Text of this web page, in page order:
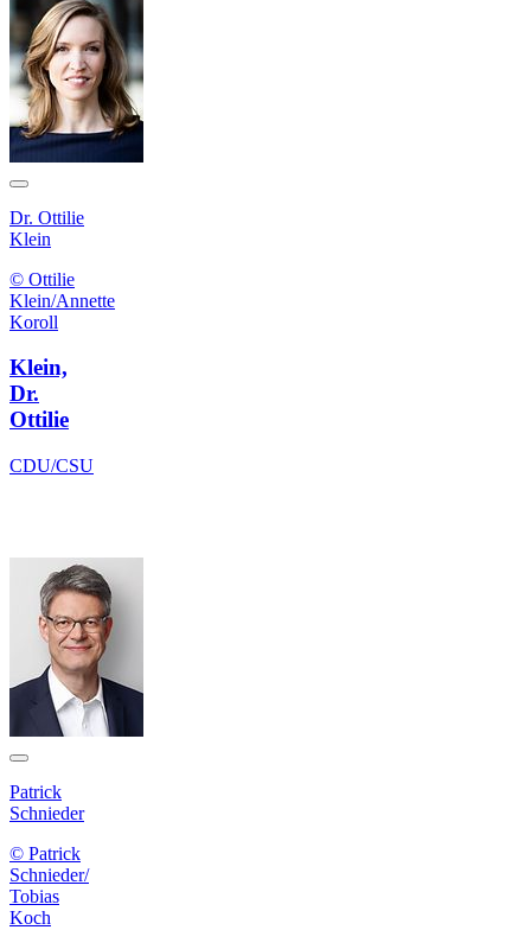
Dr. Ottilie
Klein
© Ottilie
Klein/Annette
Koroll
Klein,
Dr.
Ottilie
CDU/CSU
Patrick
Schnieder
© Patrick
Schnieder/
Tobias
Koch